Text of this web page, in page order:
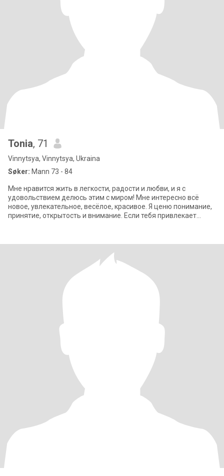
Tonia, 71
Vinnytsya, Vinnytsya, Ukraina
Søker: Mann 73 - 84
Мне нравится жить в легкости, радости и любви, и я с
удовольствием делюсь этим с миром! Мне интересно всё
новое, увлекательное, весёлое, красивое. Я ценю понимание,
принятие, открытость и внимание. Если тебя привлекает